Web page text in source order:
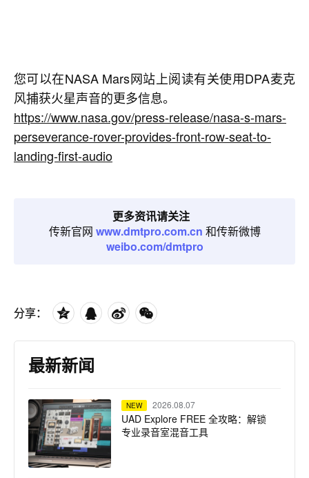
您可以在NASA Mars网站上阅读有关使用DPA麦克
风捕获火星声音的更多信息。
https://www.nasa.gov/press-release/nasa-s-mars-
perseverance-rover-provides-front-row-seat-to-
landing-first-audio
更多资讯请关注
传新官网 www.dmtpro.com.cn 和传新微博
weibo.com/dmtpro
分享：
最新新闻
NEW 2026.08.07
UAD Explore FREE 全攻略：解锁
专业录音室混音工具